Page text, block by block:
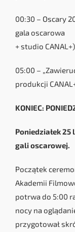
00:30 – Oscary
gala oscarowa
+ studio CANAL+)
05:00 –
produkcji
KONIEC:
Poniedziałek
gali oscarowej.
Początek
Akademii
potrwa do 5:00
nocy na
przygotował